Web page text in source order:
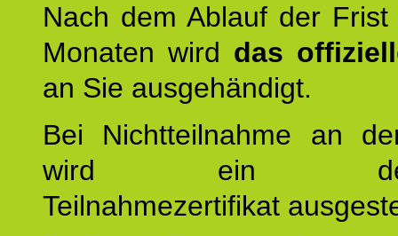
Nach dem Ablauf der
Monaten wird das
an Sie ausgehändigt.
Bei Nichtteilnahme an
wird ein
Teilnahmezertifikat